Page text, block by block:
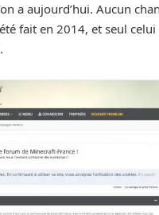
a aujourd’hui. Aucun
fait en 2014, et seul